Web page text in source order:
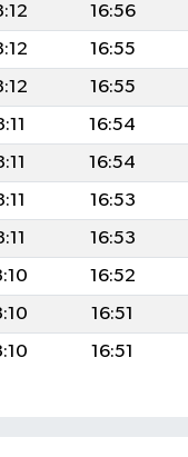
16:56
16:55
16:55
16:54
16:54
16:53
16:53
16:52
16:51
16:51